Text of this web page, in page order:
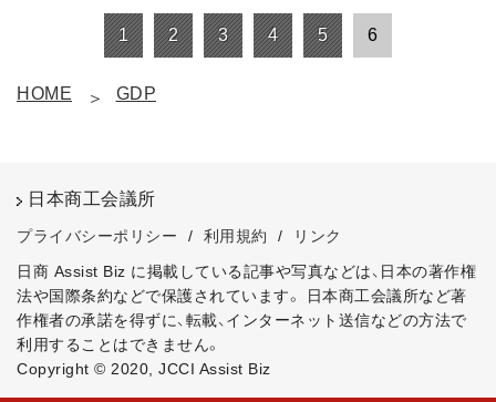
1 2 3 4 5 6
HOME GDP
日本商工会議所
プライバシーポリシー / 利用規約 /
リンク
日商 Assist Biz に掲載している記事や写真などは、日本の著作権
法や国際条約などで保護されています。
日本商工会議所など著
作権者の承諾を得ずに、転載、インターネット送信などの方法で
利用することはできません。
Copyright © 2020, JCCI Assist Biz